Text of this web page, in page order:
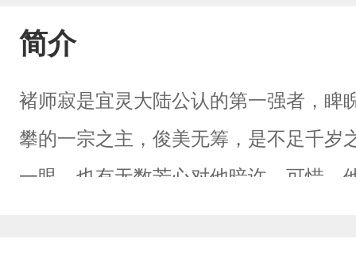
简介
褚师寂是宜灵大陆公认的第一强者，睥
攀的一宗之主，俊美无筹，是不足千岁
一眼，也有无数芳心对他暗许。可惜，